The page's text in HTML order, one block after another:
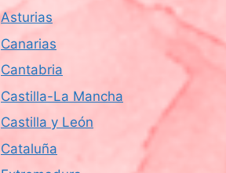
Asturias
Canarias
Cantabria
Castilla-La Mancha
Castilla y León
Cataluña